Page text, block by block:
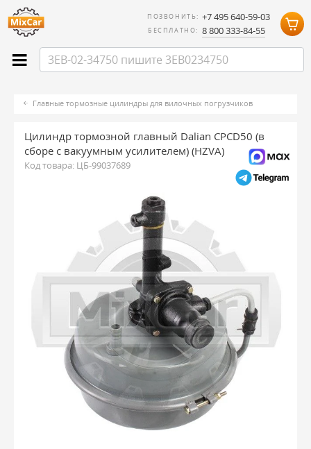
ПОЗВОНИТЬ: +7 495 640-59-03
БЕСПЛАТНО: 8 800 333-84-55
Главные тормозные цилиндры для вилочных погрузчиков
Цилиндр тормозной главный Dalian CPCD50 (в
сборе с вакуумным усилителем) (HZVA)
Код товара: ЦБ-99037689